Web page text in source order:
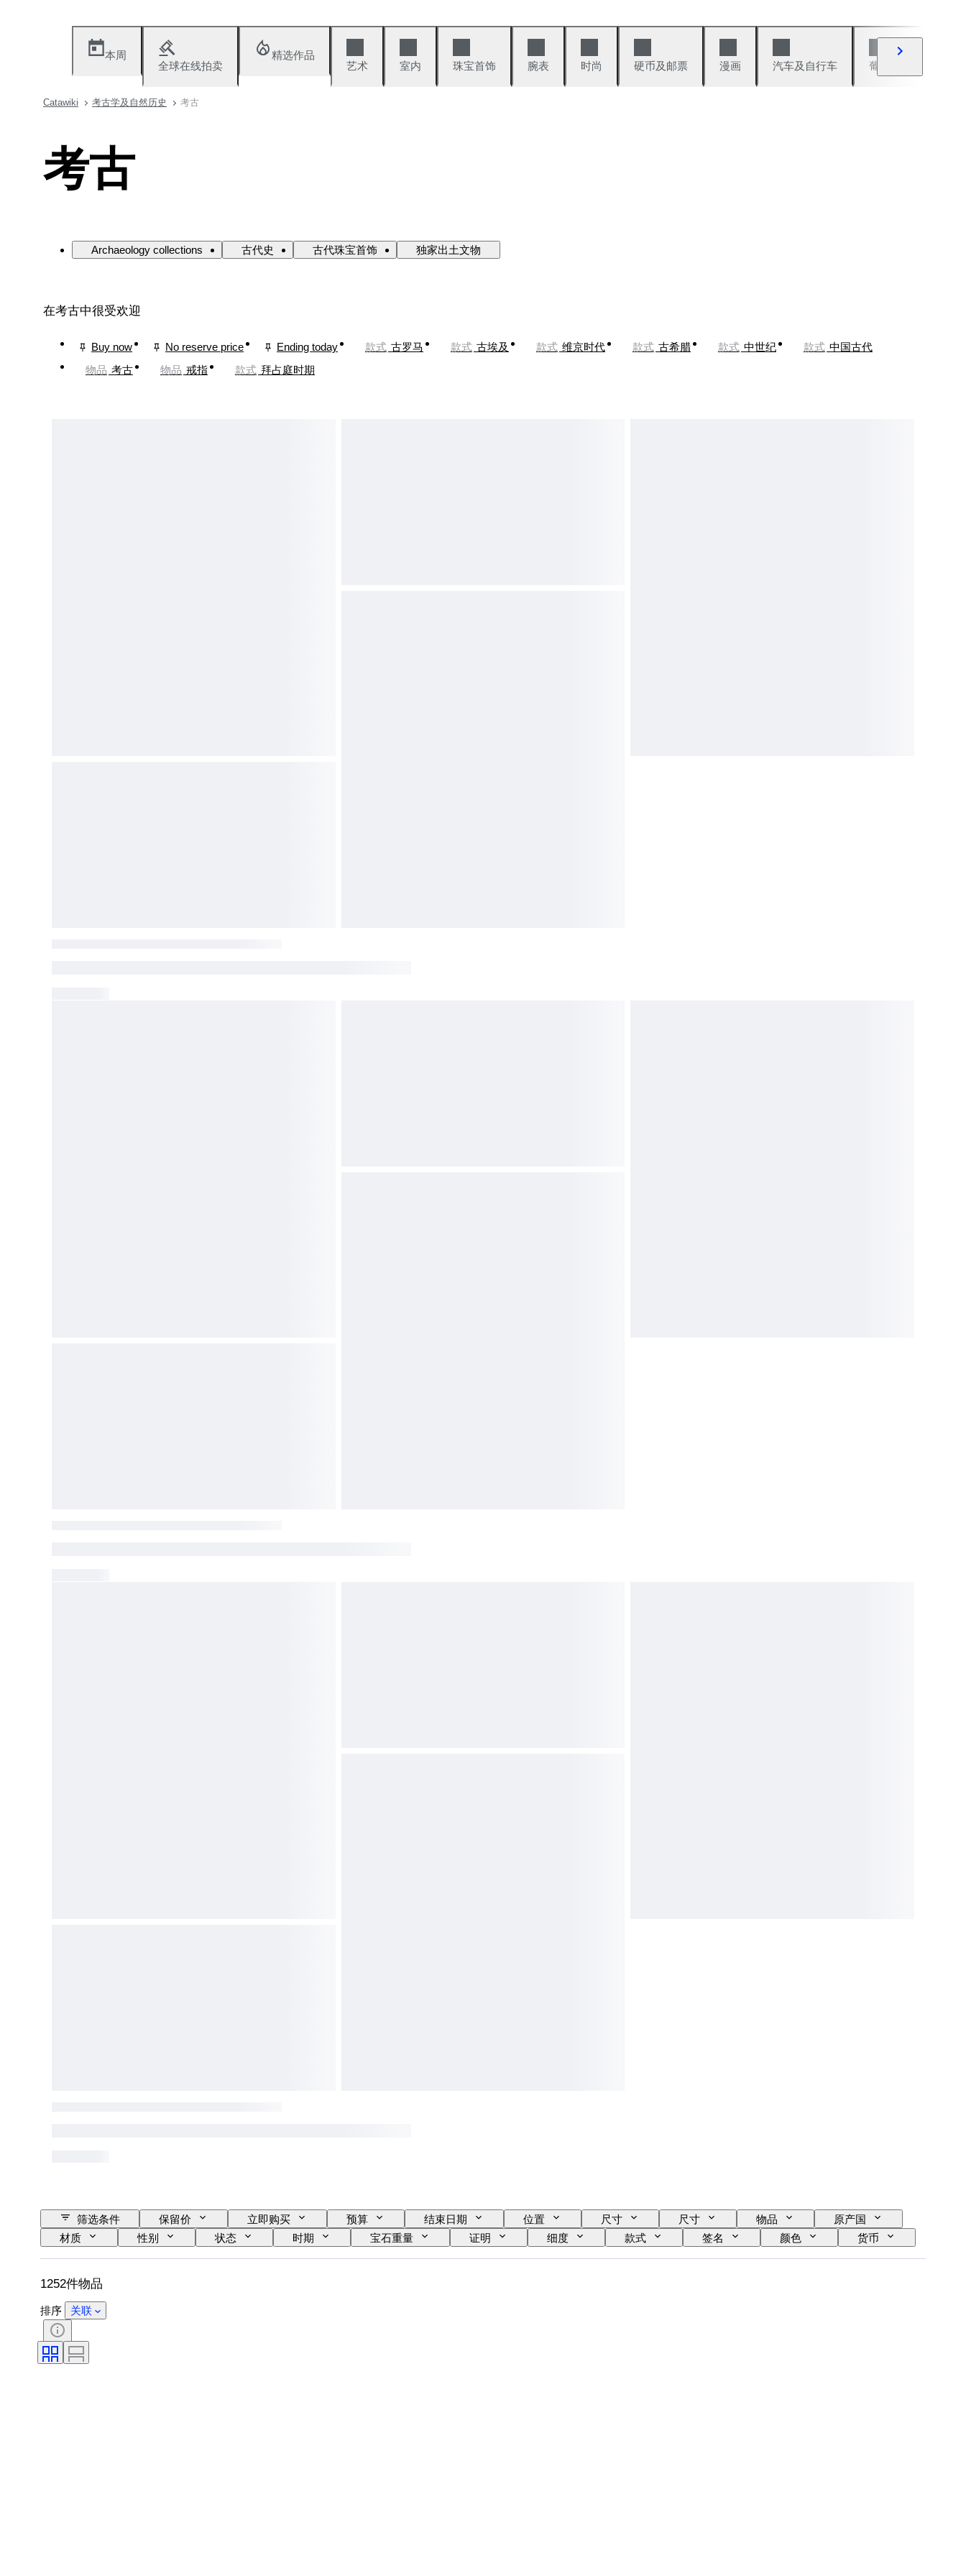
本周
全球在线拍卖
精选作品
艺术
室内 珠宝首饰 腕表 时尚 硬币及邮票 漫画 汽车及自行车 葡萄酒及烈性酒
Catawiki 考古学及自然历史 考古
考古
Archaeology collections 古代史 古代珠宝首饰 独家出土文物
在考古中很受欢迎
Buy now No reserve price Ending today 款式 古罗马 款式 古埃及 款式 维京时代 款式 古希腊 款式 中世纪 款式 中国古代
物品 考古 物品 戒指 款式 拜占庭时期
筛选条件 保留价 立即购买 预算 结束日期 位置 尺寸 尺寸 物品
原产国
材质
性别 状态 时期 宝石重量 证明 细度 款式 签名 颜色
货币
切割
考古学类型 物品尺寸 Culture 时代 艺术家 原创作品／复制品 原产地
1252件物品
排序 关联